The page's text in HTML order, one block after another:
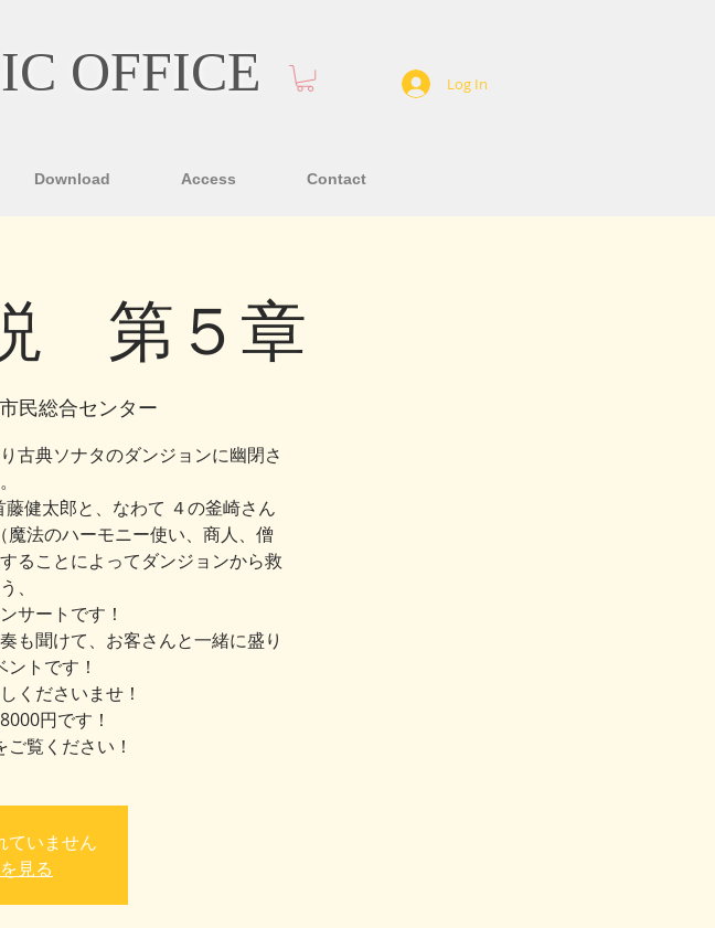
OFFICE Log In
Download Access Contact
第５章
民総合センター
古典ソナタのダンジョンに幽閉さ
健太郎と、なわて ４の釜崎さん
法のハーモニー使い、商人、僧
ることによってダンジョンから救
、
サートです！
も聞けて、お客さんと一緒に盛り
トです！
くださいませ！
円です！
覧ください！
ていません
見る